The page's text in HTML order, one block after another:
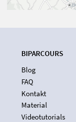
BIPARCOURS
Blog
FAQ
Kontakt
Material
Videotutorials